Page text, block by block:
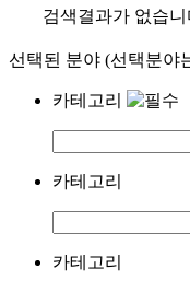
검색결과가 없습니
선택된 분야 (선택분야
카테고리
카테고리
카테고리